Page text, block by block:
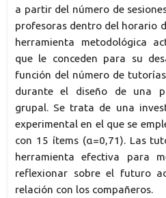
a partir del número de
profesoras dentro del horario
herramienta metodológica
que le conceden para su
función del número de
durante el diseño de una
grupal. Se trata de una
experimental en el que se
con 15 ítems (α=0,71). Las
herramienta efectiva para
reflexionar sobre el futuro
relación con los compañeros.